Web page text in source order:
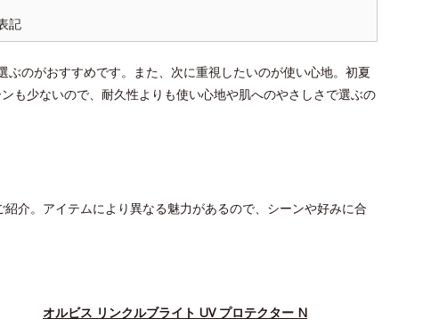
記
のがおすすめです。また、次に重視したいのが使い心地。初夏
も少ないので、耐久性よりも使い心地や肌へのやさしさで選ぶの
介。アイテムにより異なる魅力があるので、シーンや好みに合
オルビス リンクルブライト UV プロテクター N